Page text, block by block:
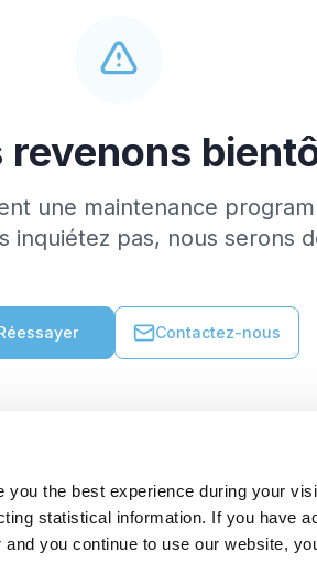
the best experience during your
statistical information. If you have
you continue to use our website,
revenons
une maintenance
inquiétez pas, nous serons
Contactez-nous